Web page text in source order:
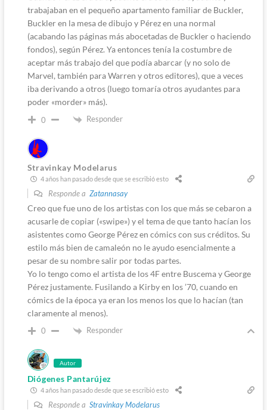
trabajaban en el pequeño apartamento familiar de Buckler,
Buckler en la mesa de dibujo y Pérez en una normal
(acabando las páginas más abocetadas de Buckler o haciendo
fondos), según Pérez. Ya entonces tenía la costumbre de
aceptar más trabajo del que podía abarcar (y no solo de
Marvel, también para Warren y otros editores), que a veces
iba derivando a otros (luego tomaría otros ayudantes para
poder «morder» más).
0 Responder
Stravinkay Modelarus
4 años han pasado desde que se escribió esto
Responde a Zatannasay
Creo que fue uno de los artistas con los que más se cebaron a
acusarle de copiar («swipe») y el tema de que tanto hacían los
asistentes como George Pérez en cómics con sus créditos. Su
estilo más bien de camaleón no le ayudo esencialmente a
pesar de su nombre salir por todas partes.
Yo lo tengo como el artista de los 4F entre Buscema y George
Pérez justamente. Fusilando a Kirby en los ’70, cuando en
cómics de la época ya eran los menos los que lo hacían (tan
claramente al menos).
0 Responder
Autor
Diógenes Pantarújez
4 años han pasado desde que se escribió esto
Responde a Stravinkay Modelarus